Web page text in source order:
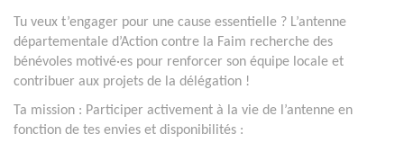
Tu veux t’engager pour une cause essentielle ? L’antenne
départementale d’Action contre la Faim recherche des
bénévoles motivé·es pour renforcer son équipe locale et
contribuer aux projets de la délégation !
Ta mission : Participer activement à la vie de l’antenne en
fonction de tes envies et disponibilités :